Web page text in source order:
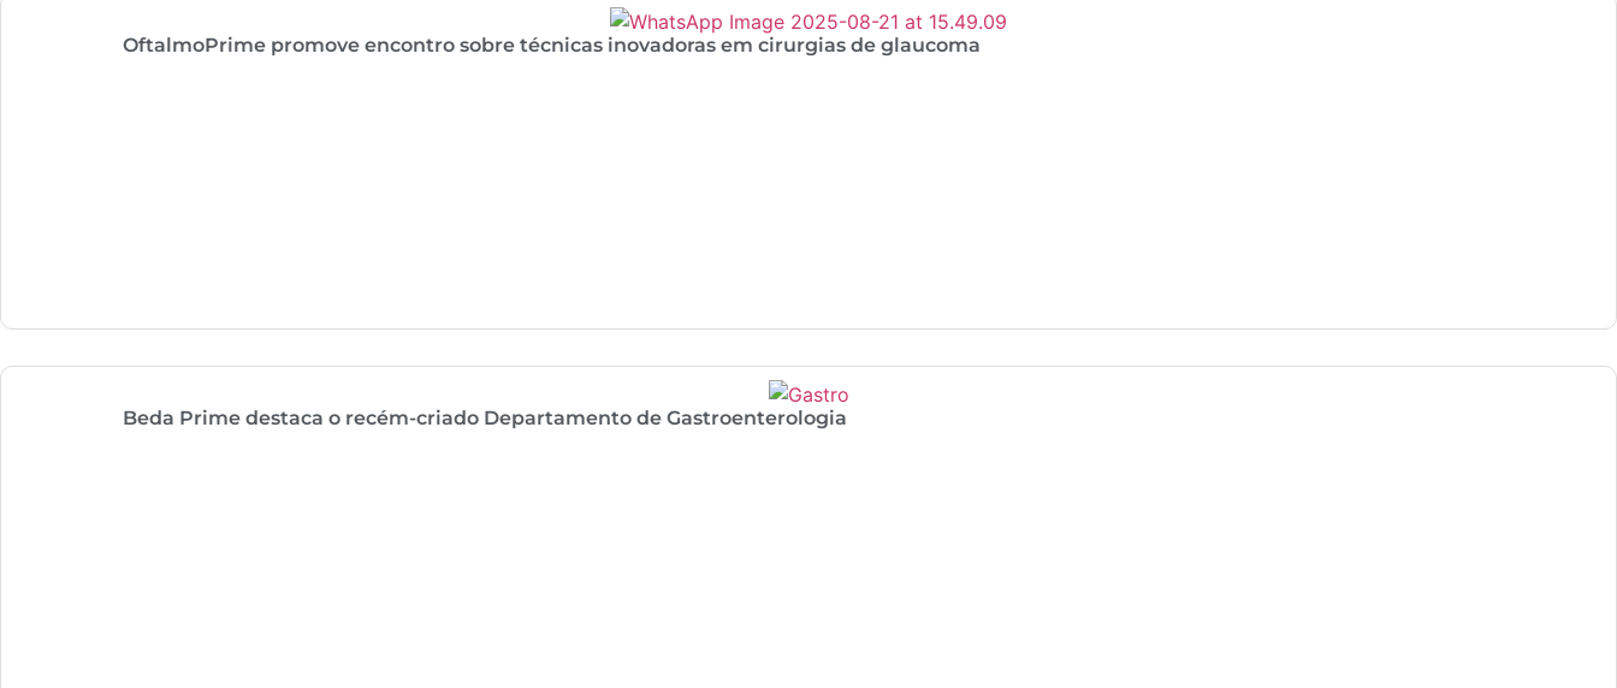
OftalmoPrime promove encontro sobre técnicas inovadoras em cirurgias de glaucoma
Beda Prime destaca o recém-criado Departamento de Gastroenterologia